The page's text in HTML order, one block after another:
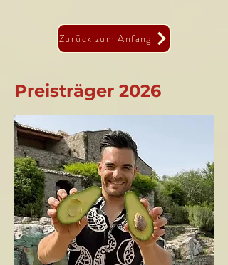
Zurück zum Anfang
Preisträger 2026